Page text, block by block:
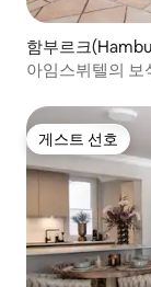
함부르크
아임스뷔텔의 보
게스트 선호
게스트 선호